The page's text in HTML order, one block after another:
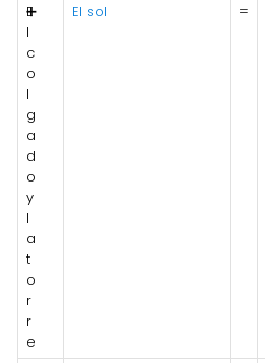
E
l
c
o
l
g
a
d
o
y
l
a
t
o
r
r
e
➕ El sol =